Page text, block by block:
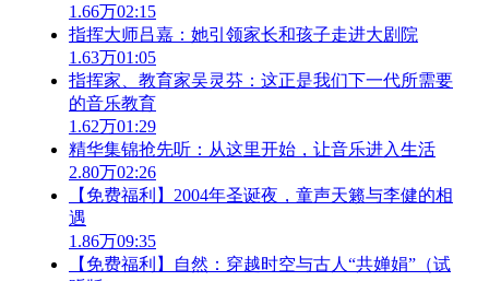
1.66万02:15
指挥大师吕嘉：她引领家长和孩子走进大剧院
1.63万01:05
指挥家、教育家吴灵芬：这正是我们下一代所需要
的音乐教育
1.62万01:29
精华集锦抢先听：从这里开始，让音乐进入生活
2.80万02:26
【免费福利】2004年圣诞夜，童声天籁与李健的相
遇
1.86万09:35
【免费福利】自然：穿越时空与古人“共婵娟”（试